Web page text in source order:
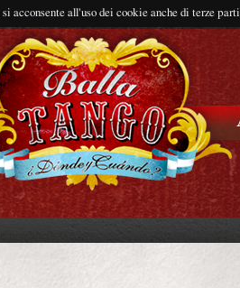
acconsente all'uso dei cookie anche di terze parti